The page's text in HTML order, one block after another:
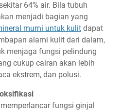
64% air. Bila tubuh
menjadi bagian yang
murni untuk kulit dapat
alami kulit dari dalam,
menjaga fungsi pelindung
cukup cairan akan lebih
ekstrem, dan polusi.
fungsi ginjal